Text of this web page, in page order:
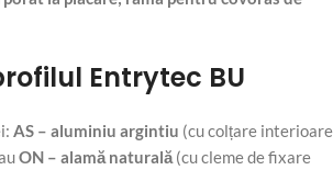
Entrytec BU
AS – aluminiu argintiu (cu colțare interioare
ON – alamă naturală (cu cleme de fixare